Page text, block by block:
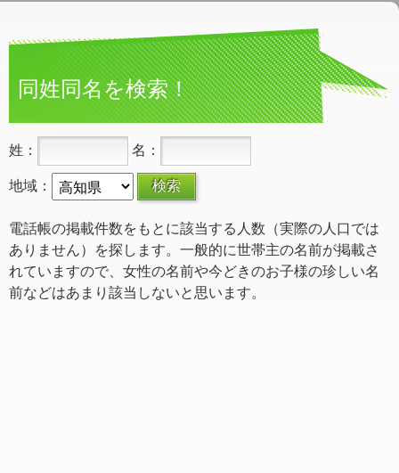
同姓同名を検索！
姓： 名：
地域：
電話帳の掲載件数をもとに該当する人数（実際の人口では
ありません）を探します。一般的に世帯主の名前が掲載さ
れていますので、女性の名前や今どきのお子様の珍しい名
前などはあまり該当しないと思います。